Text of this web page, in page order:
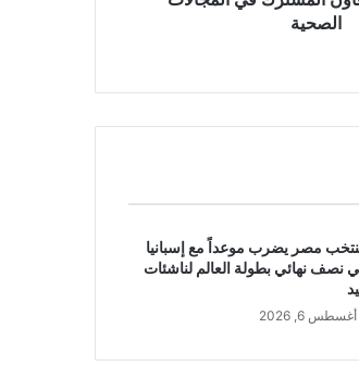
الصحية
مصر يضرب موعداً مع إسبانيا
نصف نهائي بطولة العالم لناشئات
أغسطس 6, 2026